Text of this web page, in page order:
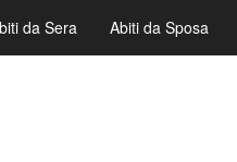
da Sera Abiti da Sposa